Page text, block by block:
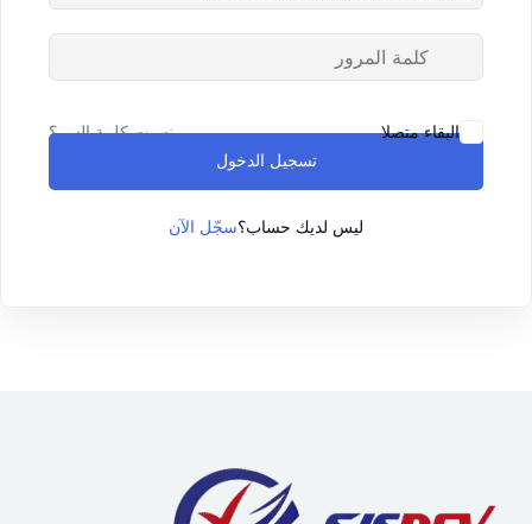
المدونة
تواصل معنا
البقاء متصلا نسيت كلمة السر؟
تسجيل الدخول
ليس لديك حساب؟سجّل الآن
Remember me
Lost your password?